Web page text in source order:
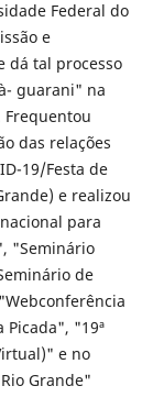
Federal do
e
dá tal processo
guarani" na
Frequentou
das relações
19/Festa de
e realizou
para
"Seminário
de
Picada", "19ª
e no
Grande"